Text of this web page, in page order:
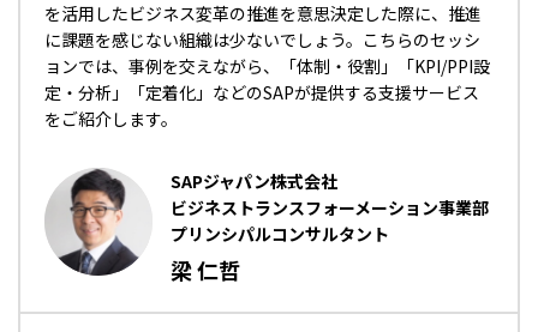
を活用したビジネス変革の推進を意思決定した際に、推進
に課題を感じない組織は少ないでしょう。こちらのセッシ
ョンでは、事例を交えながら、「体制・役割」「KPI/PPI設
定・分析」「定着化」などのSAPが提供する支援サービス
をご紹介します。
SAPジャパン株式会社
ビジネストランスフォーメーション事業部
プリンシパルコンサルタント
梁 仁哲